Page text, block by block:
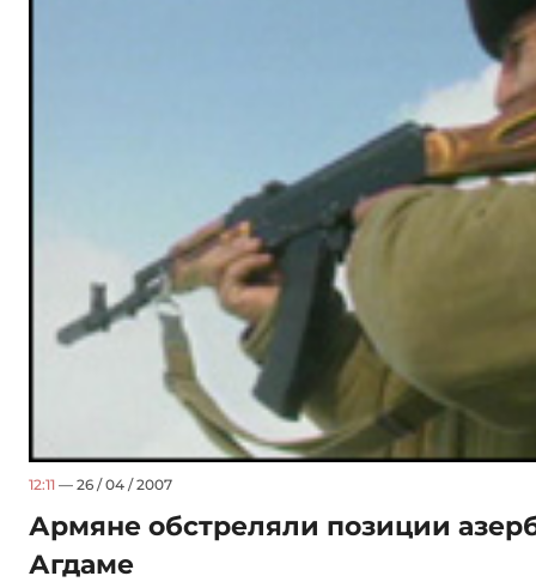
12:11 — 26 / 04 / 2007
Армяне обстреляли позиции
Агдаме